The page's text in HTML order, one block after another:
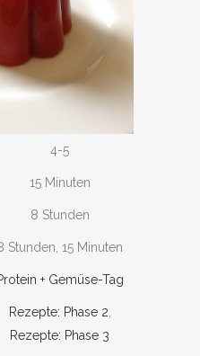
4-5
15 Minuten
8 Stunden
Stunden, 15 Minuten
+ Gemüse-Tag
Rezepte: Phase 2
Rezepte: Phase 3